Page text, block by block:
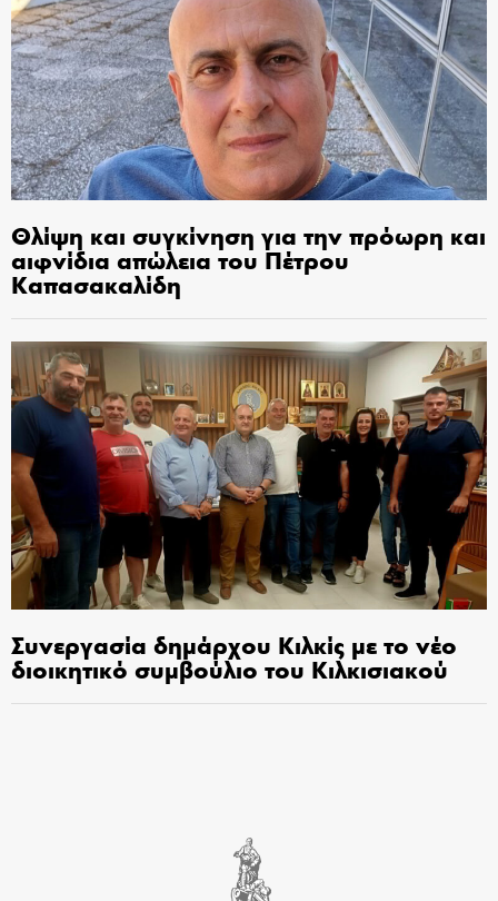
Θλίψη και συγκίνηση για την πρόωρη και
αιφνίδια απώλεια του Πέτρου
Καπασακαλίδη
Συνεργασία δημάρχου Κιλκίς με το νέο
διοικητικό συμβούλιο του Κιλκισιακού